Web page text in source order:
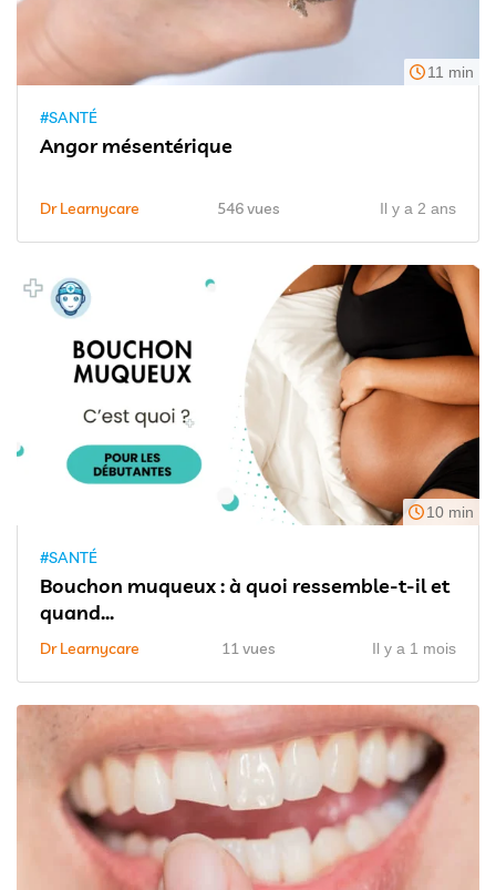
11 min
#SANTÉ
Angor mésentérique
Dr Learnycare 546 vues Il y a 2 ans
10 min
#SANTÉ
Bouchon muqueux : à quoi ressemble-t-il et
quand...
Dr Learnycare 11 vues Il y a 1 mois